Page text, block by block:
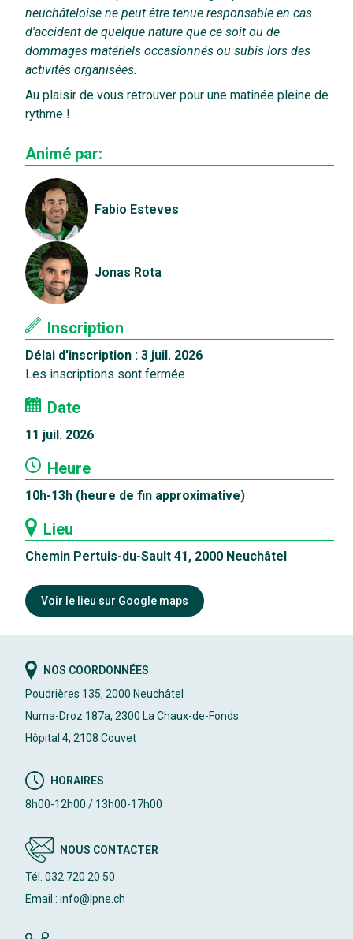
neuchâteloise ne peut être tenue responsable en cas
d'accident de quelque nature que ce soit ou de
dommages matériels occasionnés ou subis lors des
activités organisées.
Au plaisir de vous retrouver pour une matinée pleine de
rythme !
Animé par:
Fabio Esteves
Jonas Rota
Inscription
Délai d'inscription : 3 juil. 2026
Les inscriptions sont fermée.
Date
11 juil. 2026
Heure
10h-13h (heure de fin approximative)
Lieu
Chemin Pertuis-du-Sault 41, 2000 Neuchâtel
Voir le lieu sur Google maps
NOS COORDONNÉES
Poudrières 135, 2000 Neuchâtel
Numa-Droz 187a, 2300 La Chaux-de-Fonds
Hôpital 4, 2108 Couvet
HORAIRES
8h00-12h00 / 13h00-17h00
NOUS CONTACTER
Tél. 032 720 20 50
Email : info@lpne.ch